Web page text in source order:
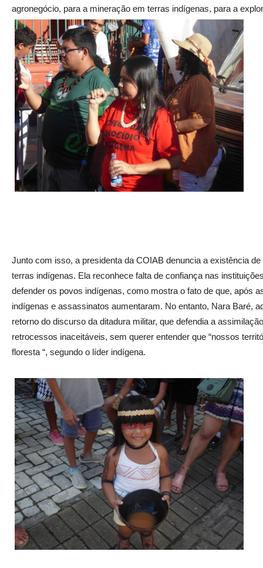
agronegócio, para a mineração em terras indígenas, para a
Junto com isso, a presidenta da COIAB denuncia a existência
terras indígenas. Ela reconhece falta de confiança nas
defender os povos indígenas, como mostra o fato de que, após
indígenas e assassinatos aumentaram. No entanto, Nara Baré,
retorno do discurso da ditadura militar, que defendia a
retrocessos inaceitáveis, sem querer entender que “nossos
floresta “, segundo o líder indígena.